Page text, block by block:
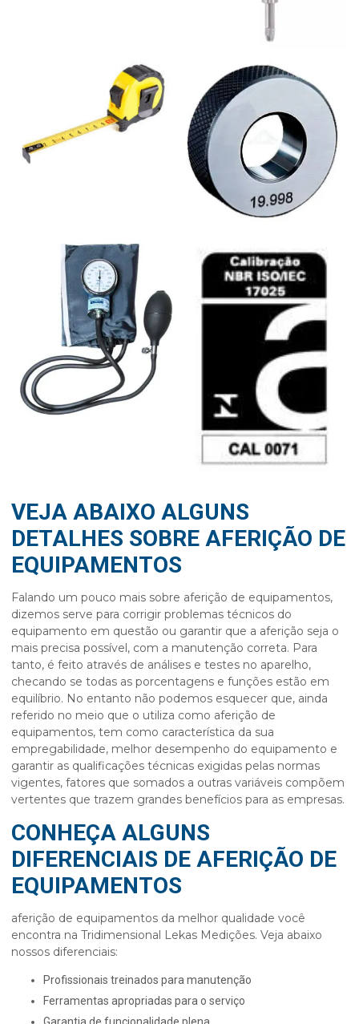
VEJA ABAIXO ALGUNS
DETALHES SOBRE AFERIÇÃO DE
EQUIPAMENTOS
Falando um pouco mais sobre aferição de equipamentos,
dizemos serve para corrigir problemas técnicos do
equipamento em questão ou garantir que a aferição seja o
mais precisa possível, com a manutenção correta. Para
tanto, é feito através de análises e testes no aparelho,
checando se todas as porcentagens e funções estão em
equilíbrio. No entanto não podemos esquecer que, ainda
referido no meio que o utiliza como aferição de
equipamentos, tem como característica da sua
empregabilidade, melhor desempenho do equipamento e
garantir as qualificações técnicas exigidas pelas normas
vigentes, fatores que somados a outras variáveis compõem
vertentes que trazem grandes benefícios para as empresas.
CONHEÇA ALGUNS
DIFERENCIAIS DE AFERIÇÃO DE
EQUIPAMENTOS
aferição de equipamentos da melhor qualidade você
encontra na Tridimensional Lekas Medições. Veja abaixo
nossos diferenciais:
profissionais treinados para manutenção
ferramentas apropriadas para o serviço